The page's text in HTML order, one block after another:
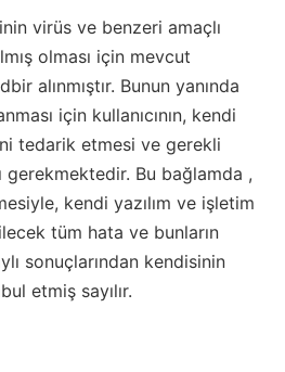
virüs ve benzeri amaçlı
olması için mevcut
alınmıştır. Bunun yanında
için kullanıcının, kendi
tedarik etmesi ve gerekli
gerekmektedir. Bu bağlamda ,
kendi yazılım ve işletim
tüm hata ve bunların
sonuçlarından kendisinin
etmiş sayılır.